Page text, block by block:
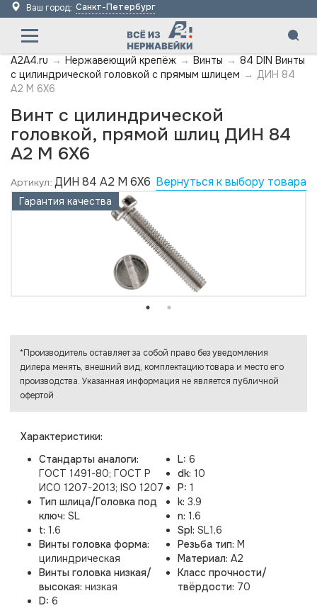
Ваш город: Санкт-Петербург
A2A4.ru → Нержавеющий крепёж → Винты → 84 DIN Винты
с цилиндрической головкой с прямым шлицем → ДИН 84
А2 M 6X6
Винт с цилиндрической
головкой, прямой шлиц ДИН 84
А2 M 6X6
Артикул: ДИН 84 А2 M 6X6 Вернуться к выбору товара
Гарантия качества
Характеристики:
Стандарты аналоги:
ГОСТ 1491-80; ГОСТ Р
ИСО 1207-2013; ISO 1207
Тип шлица/Головка под
ключ: SL
t: 1.6
Винты головка форма:
цилиндрическая
Винты головка низкая/
высокая: низкая
D: 6
L: 6
dk: 10
P: 1
k: 3.9
n: 1.6
Spl: SL1,6
Резьба тип: M
Материал: A2
Класс прочности/
твёрдости: 70
*Производитель оставляет за собой право без уведомления
дилера менять, внешний вид, комплектацию товара и место его
производства. Указанная информация не является публичной
офертой